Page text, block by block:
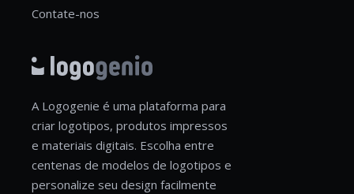
Contate-nos
A Logogenie é uma plataforma para
criar logotipos, produtos impressos
e materiais digitais. Escolha entre
centenas de modelos de logotipos e
personalize seu design facilmente